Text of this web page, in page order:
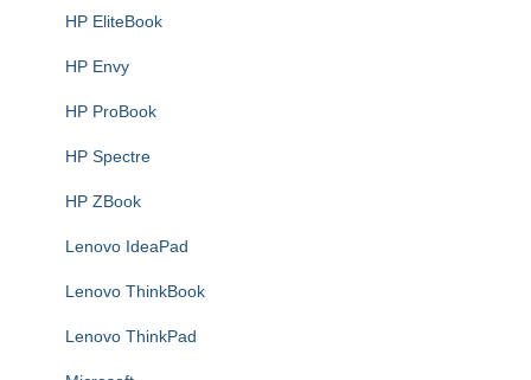
HP EliteBook
HP Envy
HP ProBook
HP Spectre
HP ZBook
Lenovo IdeaPad
Lenovo ThinkBook
Lenovo ThinkPad